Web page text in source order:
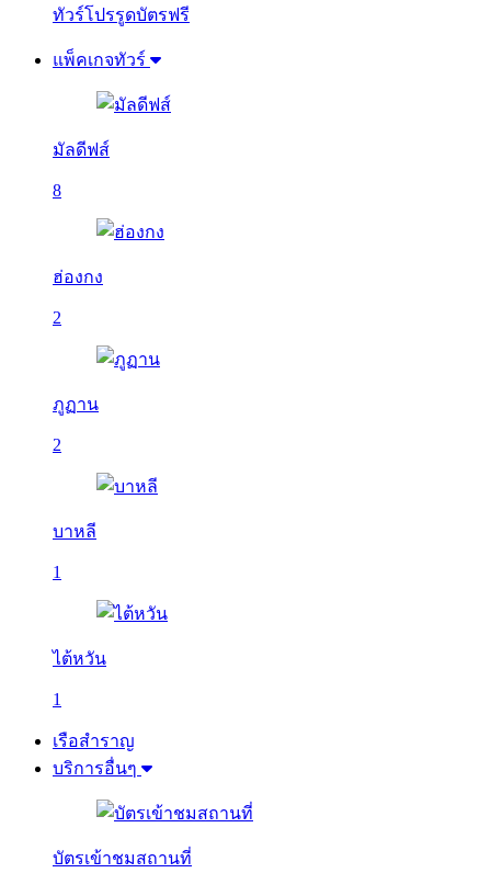
ทัวร์โปรรูดบัตรฟรี
แพ็คเกจทัวร์
มัลดีฟส์
8
ฮ่องกง
2
ภูฏาน
2
บาหลี
1
ไต้หวัน
1
เรือสำราญ
บริการอื่นๆ
บัตรเข้าชมสถานที่